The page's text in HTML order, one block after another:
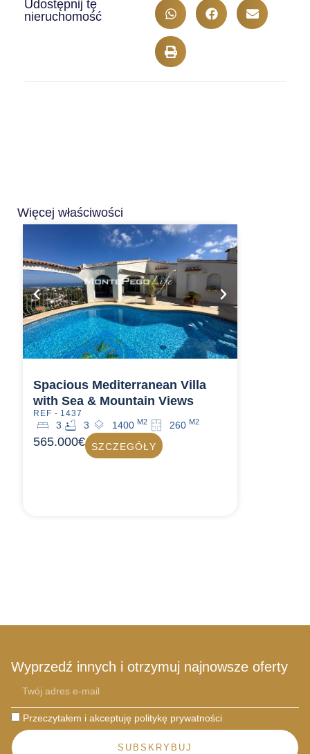
Udostępnij tę
nieruchomość
Więcej właściwości
Spacious Mediterranean Villa
with Sea & Mountain Views
REF - 1437
3 3 1400 M2 260 M2
565.000€ SZCZEGÓŁY
Wyprzedź innych i otrzymuj najnowsze oferty
Przeczytałem i akceptuję politykę prywatności
SUBSKRYBUJ